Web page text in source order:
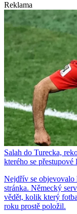
Reklama
Salah do Turecka,
kterého se přestupové
Nejdřív se objevovalo
stránka. Německý
vědět, kolik který
roku prostě položil.